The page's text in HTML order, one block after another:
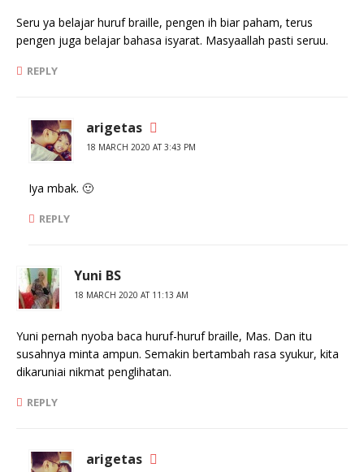
Seru ya belajar huruf braille, pengen ih biar paham, terus
pengen juga belajar bahasa isyarat. Masyaallah pasti seruu.
REPLY
arigetas
18 MARCH 2020 AT 3:43 PM
Iya mbak. 🙂
REPLY
Yuni BS
18 MARCH 2020 AT 11:13 AM
Yuni pernah nyoba baca huruf-huruf braille, Mas. Dan itu
susahnya minta ampun. Semakin bertambah rasa syukur, kita
dikaruniai nikmat penglihatan.
REPLY
arigetas